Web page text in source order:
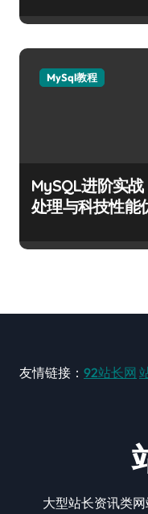
MySql教程
MySQL进阶实
处理与科技性能
友情链接： 92站长网
大型站长资讯类